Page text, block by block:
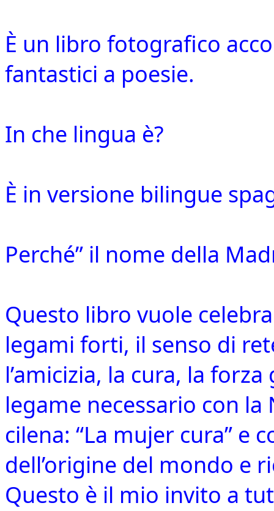
È un libro fotografico
fantastici a poesie.
In che lingua è?
È in versione bilingue
Perché” il nome della
Questo libro vuole
legami forti, il senso di
l’amicizia, la cura, la
legame necessario con
cilena: “La mujer cura” e
dell’origine del mondo e
Questo è il mio invito a